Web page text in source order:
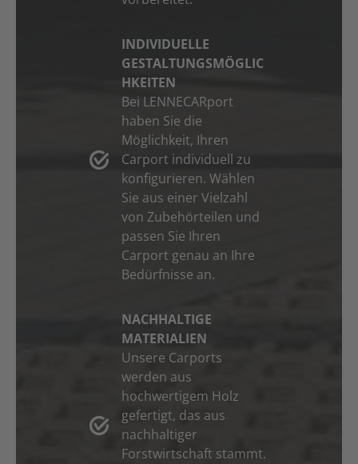
INDIVIDUELLE
GESTALTUNGSMÖGLIC
HKEITEN
Bei LENNECARport
haben Sie die
Möglichkeit, Ihren
Carport individuell zu
konfigurieren. Wählen
Sie aus einer Vielzahl
von Zubehörteilen und
passen Sie Ihren
Carport genau an Ihre
Bedürfnisse an.
NACHHALTIGE
MATERIALIEN
Unsere Carports
werden aus
hochwertigem Holz
gefertigt, das aus
nachhaltiger
Forstwirtschaft stammt.